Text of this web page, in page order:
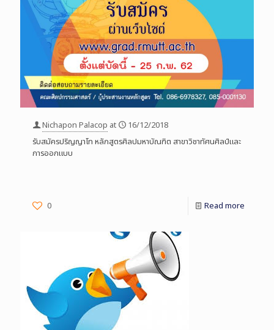
Nichapon Palacop at
16/12/2018
รับสมัครปริญญาโท หลักสูตรศิลปมหาบัณฑิต สาขาวิชาทัศนศิลป์และ
การออกแบบ
0 Read more